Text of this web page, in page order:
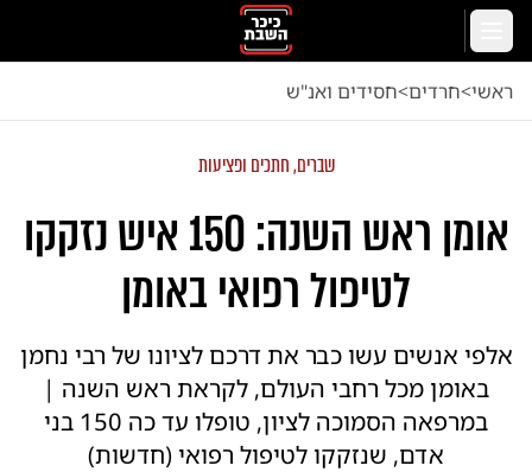
דלג לתוכן הראשי
ראשי<חרדים<חסידים ואנ"ש
שברים, חתכים ופציעות
אומן ראש השנה: 150 איש נזקקו
לטיפול רפואי באומן
אלפי אנשים עשו כבר את דרכם לציונו של רבי נחמן
באומן מכל רחבי העולם, לקראת ראש השנה |
במרפאה הסמוכה לציון, טופלו עד כה 150 בני
אדם, שנזקקו לטיפול רפואי (חדשות)